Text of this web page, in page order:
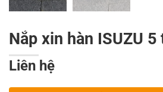
Nắp xin hàn ISUZU 5
Liên hệ